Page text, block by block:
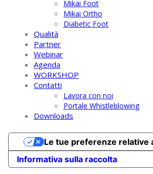
Mikai Foot
Mikai Ortho
Diabetic Foot
Qualità
Partner
Webinar
Agenda
WORKSHOP
Contatti
Lavora con noi
Portale Whistleblowing
Downloads
Informativa sulla raccolta
Le tue preferenze relative